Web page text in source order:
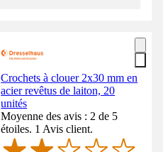
Crochets à clouer 2x30 mm en
acier revêtus de laiton, 20
unités
Moyenne des avis : 2 de 5
étoiles. 1 Avis client.